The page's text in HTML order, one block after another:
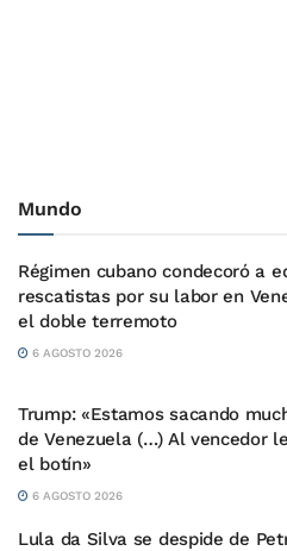
Mundo
Régimen cubano condecoró a
rescatistas por su labor en
el doble terremoto
6 AGOSTO 2026
Trump: «Estamos sacando
de Venezuela (…) Al vencedor
el botín»
6 AGOSTO 2026
Lula da Silva se despide de